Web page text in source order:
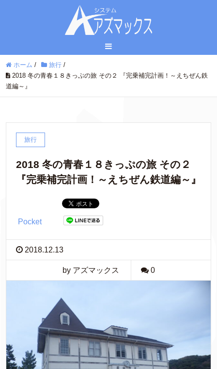
ホーム / 旅行 /
2018 冬の青春１８きっぷの旅 その２ 『完乗補完計画！～えちぜん鉄
道編～』
旅行
2018 冬の青春１８きっぷの旅 その２
『完乗補完計画！～えちぜん鉄道編～』
Pocket
2018.12.13
by アズマックス 0